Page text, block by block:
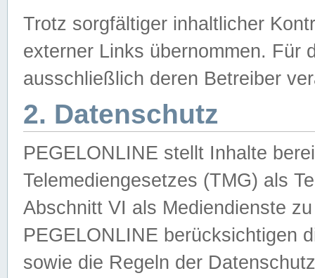
Trotz sorgfältiger inhaltlicher
externer Links übernommen. Für
ausschließlich deren Betreiber
2. Datenschutz
PEGELONLINE stellt Inhalte
Telemediengesetzes (TMG) als
Abschnitt VI als Mediendienste
PEGELONLINE berücksichtigen
sowie die Regeln der